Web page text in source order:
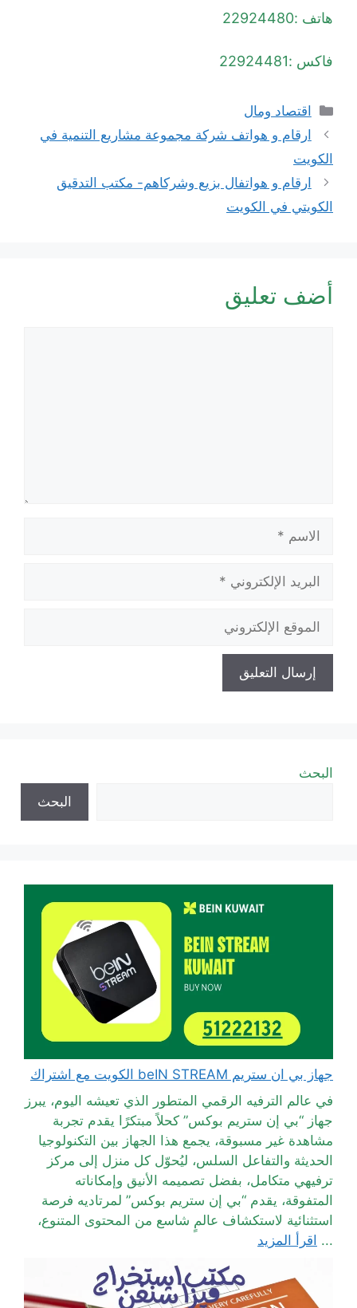
هاتف :22924480
فاكس :22924481
التصنيفات
اقتصاد ومال
ارقام و هواتف شركة مجموعة مشاريع التنمية في
الكويت
ارقام و هواتفال بزيع وشركاهم- مكتب التدقيق
الكويتي في الكويت
أضف تعليق
الاسم
البريد
الإلكتروني
الموقع
الإلكتروني
البحث
البحث
جهاز بي ان ستريم beIN STREAM الكويت مع اشتراك
في عالم الترفيه الرقمي المتطور الذي تعيشه اليوم، يبرز
جهاز “بي إن ستريم بوكس” كحلاً مبتكرًا يقدم تجربة
مشاهدة غير مسبوقة، يجمع هذا الجهاز بين التكنولوجيا
الحديثة والتفاعل السلس، ليُحوّل كل منزل إلى مركز
ترفيهي متكامل، بفضل تصميمه الأنيق وإمكاناته
المتفوقة، يقدم “بي إن ستريم بوكس” لمرتاديه فرصة
استثنائية لاستكشاف عالمٍ شاسع من المحتوى المتنوع،
... اقرأ المزيد